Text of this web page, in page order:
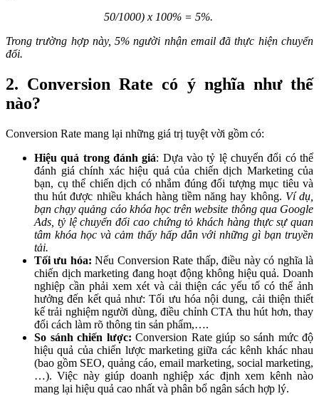
50/1000) x 100% = 5%.
Trong trường hợp này, 5% người nhận email đã thực hiện chuyển
đổi.
2. Conversion Rate có ý nghĩa như thế
nào?
Conversion Rate mang lại những giá trị tuyệt vời gồm có:
Hiệu quả trong đánh giá: Dựa vào tỷ lệ chuyển đổi có thể
đánh giá chính xác hiệu quả của chiến dịch Marketing của
bạn, cụ thể chiến dịch có nhắm đúng đối tượng mục tiêu và
thu hút được nhiều khách hàng tiềm năng hay không. Ví dụ,
bạn chạy quảng cáo khóa học trên website thông qua Google
Ads, tỷ lệ chuyển đổi cao chứng tỏ khách hàng thực sự quan
tâm khóa học và cảm thấy hấp dẫn với những gì bạn truyền
tải.
Tối ưu hóa:Nếu Conversion Rate thấp, điều này có nghĩa là
chiến dịch marketing đang hoạt động không hiệu quả. Doanh
nghiệp cần phải xem xét và cải thiện các yếu tố có thể ảnh
hưởng đến kết quả như: Tối ưu hóa nội dung, cải thiện thiết
kế trải nghiệm người dùng, điều chỉnh CTA thu hút hơn, thay
đổi cách làm rõ thông tin sản phẩm,….
So sánh chiến lược: Conversion Rate giúp so sánh mức độ
hiệu quả của chiến lược marketing giữa các kênh khác nhau
(bao gồm SEO, quảng cáo, email marketing, social marketing,
…). Việc này giúp doanh nghiệp xác định xem kênh nào
mang lại hiệu quả cao nhất và phân bổ ngân sách hợp lý.